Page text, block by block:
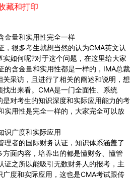
藏和打印
量和实用性完全一样
很多考生就想当然的认为CMA英文认
如何呢?对于这个问题，在这里给大家
的含金量和实用性都是一样的，IMA总裁
采访，且进行了相关的阐述和说明，想
出来看。CMA是一门全面性、系统
对考生的知识深度和实际应用能力的考
实用性是完全一样的，大家完全可以放
广度和实际应用
者的国际财务认证，知识体系涵盖了
面内容，培养出的都是懂财务、懂管
证之所以能吸引无数财务人的报考，主
度和实际应用，这也是CMA考试跟传